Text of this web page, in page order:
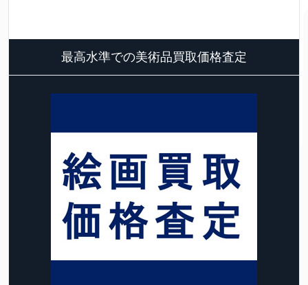
最高水準での美術品買取価格査定